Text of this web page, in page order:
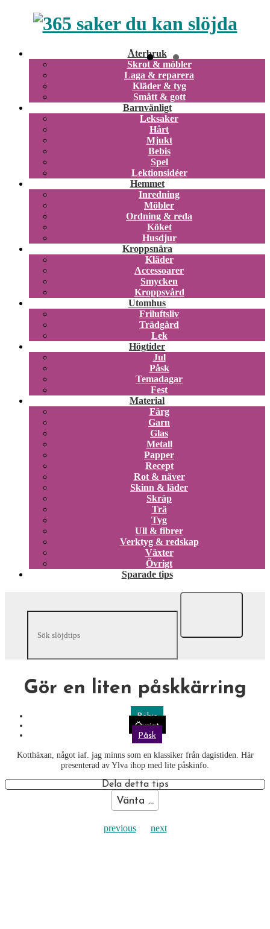
Återbruk
Skrot & möbler
Laga & reparera
Kläder & tyg
Smått & gott
Barnvänligt
Leksaker
Hårt
Mjukt
Bebis
Spel
Lektionsidéer
Hemmet
Inredning
Möbler
Ordning & reda
Köket
Husdjur
Kroppsnära
Kläder
Accessoarer
Smycken
Kroppsvård
Utomhus
Friluftsliv
Trädgård
Lek
Högtider
Jul
Påsk
Temadagar
Fest
Material
Färg
Garn
Glas
Metall
Papper
Recept
Rot & näver
Skinn & läder
Skräp
Trä
Tyg
Ull & fibrer
Verktyg & redskap
Växter
Övrigt
Sparade tips
Gör en liten påskkärring
Bebis
Övrigt
Påsk
Kotthäxan, något iaf. jag minns som en klassiker från dagistiden. Här
presenterad av Ylva ihop med lite påskinfo.
Dela detta tips
Vänta ...
previous next